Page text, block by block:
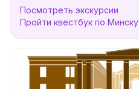
Посмотреть экскурсии
Пройти квестбук по Минску